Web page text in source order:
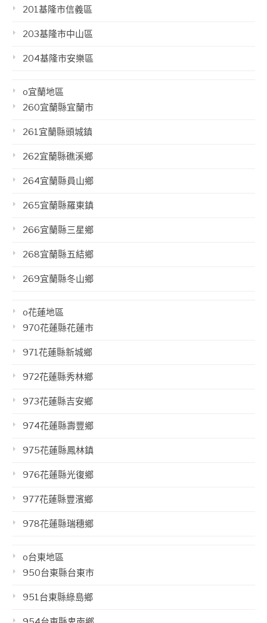
201基隆市信義區
203基隆市中山區
204基隆市安樂區
o宜蘭地區
260宜蘭縣宜蘭市
261宜蘭縣頭城鎮
262宜蘭縣礁溪鄉
264宜蘭縣員山鄉
265宜蘭縣羅東鎮
266宜蘭縣三星鄉
268宜蘭縣五結鄉
269宜蘭縣冬山鄉
o花蓮地區
970花蓮縣花蓮市
971花蓮縣新城鄉
972花蓮縣秀林鄉
973花蓮縣吉安鄉
974花蓮縣壽豐鄉
975花蓮縣鳳林鎮
976花蓮縣光復鄉
977花蓮縣豐濱鄉
978花蓮縣瑞穗鄉
o台東地區
950台東縣台東市
951台東縣綠島鄉